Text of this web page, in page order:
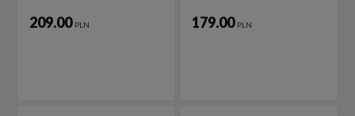
209.00 PLN 179.00 PLN